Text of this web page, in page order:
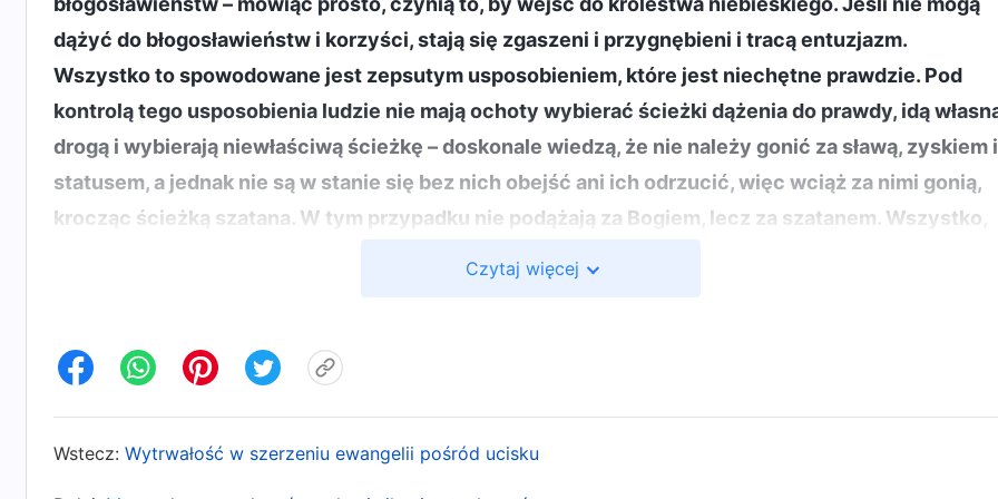
dążyć do błogosławieństw i korzyści, stają się zgaszeni i przygnębieni i tracą entuzjazm.
Wszystko to spowodowane jest zepsutym usposobieniem, które jest niechętne prawdzie. Pod
kontrolą tego usposobienia ludzie nie mają ochoty wybierać ścieżki dążenia do prawdy, idą
drogą i wybierają niewłaściwą ścieżkę – doskonale wiedzą, że nie należy gonić za sławą, zyskiem i
statusem, a jednak nie są w stanie się bez nich obejść ani ich odrzucić, więc wciąż za nimi gonią,
krocząc ścieżką szatana. W tym przypadku nie podążają za Bogiem, lecz za szatanem. Wszystko,
więcej pracy, aby pokazać braciom i siostrom, że mam poczucie odpowiedzialności, albo gdybym
artykułów przedstawiających świadectwa oparte na doświadczeniu, chociaż wiedziałam aż za
Czytaj więcej
Wstecz: Wytrwałość w szerzeniu ewangelii pośród ucisku